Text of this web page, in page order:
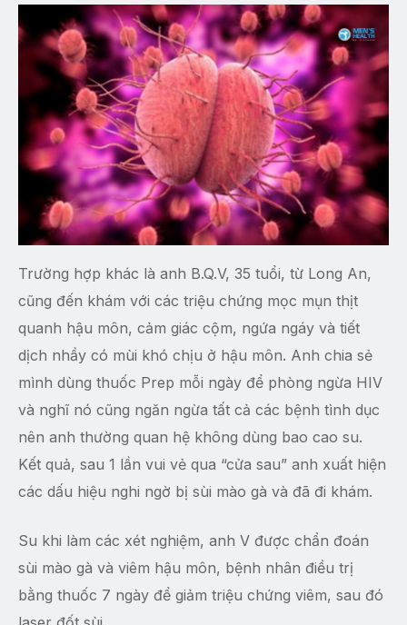
Trường hợp khác là anh B.Q.V, 35 tuổi, từ Long An,
cũng đến khám với các triệu chứng mọc mụn thịt
quanh hậu môn, cảm giác cộm, ngứa ngáy và tiết
dịch nhầy có mùi khó chịu ở hậu môn. Anh chia sẻ
mình dùng thuốc Prep mỗi ngày để phòng ngừa HIV
và nghĩ nó cũng ngăn ngừa tất cả các bệnh tình dục
nên anh thường quan hệ không dùng bao cao su.
Kết quả, sau 1 lần vui vẻ qua “cửa sau” anh xuất hiện
các dấu hiệu nghi ngờ bị sùi mào gà và đã đi khám.
Su khi làm các xét nghiệm, anh V được chẩn đoán
sùi mào gà và viêm hậu môn, bệnh nhân điều trị
bằng thuốc 7 ngày để giảm triệu chứng viêm, sau đó